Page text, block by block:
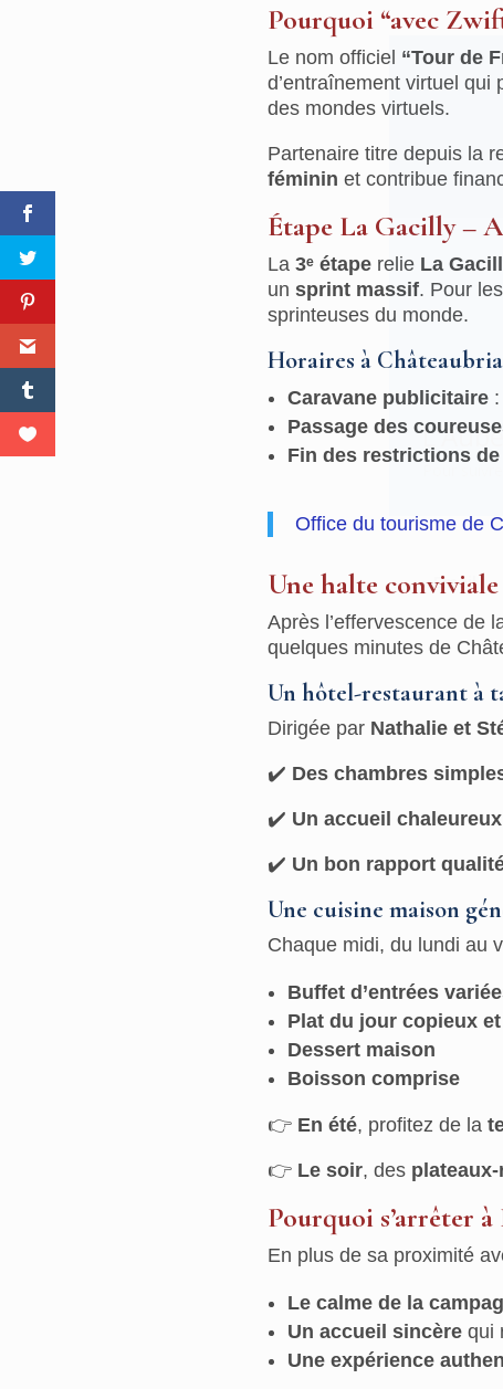
Pourquoi “avec
Le nom officiel “Tour de
d’entraînement virtuel qui
des mondes virtuels.
Partenaire titre depuis la
féminin et contribue
Étape La Gacilly –
La 3ᵉ étaperelie La
un sprint massif. Pour
sprinteuses du monde.
Horaires à
Caravane publicitaire:
Passage des
Fin des restrictions
Office du tourisme de
Une halte
Après l’effervescence de
quelques minutes de
Un hôtel-restaurant à
Dirigée par Nathalie et
✔️ Des chambres
✔️ Un accueil
✔️ Un bon rapport
Une cuisine maison
Chaque midi, du lundi au
Buffet d’entrées
Plat du jour copieux
Dessert maison
Boisson comprise
👉 En été, profitez de la
👉 Le soir, des
Pourquoi s’arrêter
En plus de sa proximité
Le calme de la
Un accueil sincèrequi
Une expérience